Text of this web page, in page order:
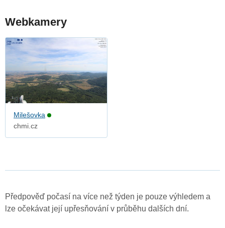
Webkamery
Milešovka
chmi.cz
Předpověď počasí na více než týden je pouze výhledem a
lze očekávat její upřesňování v průběhu dalších dní.